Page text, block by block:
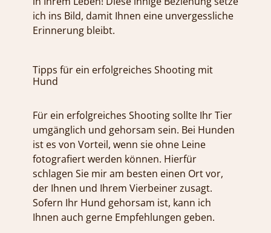
ich ins Bild, damit Ihnen eine unvergessliche
Erinnerung bleibt.
Tipps für ein erfolgreiches Shooting mit
Hund
Für ein erfolgreiches Shooting sollte Ihr Tier
umgänglich und gehorsam sein. Bei Hunden
ist es von Vorteil, wenn sie ohne Leine
fotografiert werden können. Hierfür
schlagen Sie mir am besten einen Ort vor,
der Ihnen und Ihrem Vierbeiner zusagt.
Sofern Ihr Hund gehorsam ist, kann ich
Ihnen auch gerne Empfehlungen geben.